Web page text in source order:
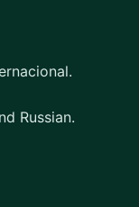
Russian.